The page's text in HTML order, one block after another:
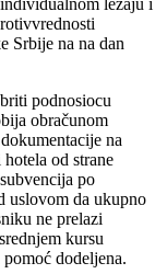
Srbije na na dan
podnosiocu
obračunom
na
od strane
po
uslovom da ukupno
ne prelazi
kursu
dodeljena.